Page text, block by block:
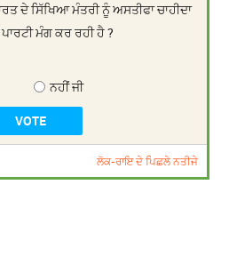
ਦੇ ਸਿੱਖਿਆ ਮੰਤਰੀ ਨੂੰ ਅਸਤੀਫਾ ਚਾਹੀਦਾ
ਮੰਗ ਕਰ ਰਹੀ ਹੈ ?
ਨਹੀਂ ਜੀ
ਲੋਕ-ਰਾਇ ਦੇ ਪਿਛਲੇ ਨਤੀਜੇ